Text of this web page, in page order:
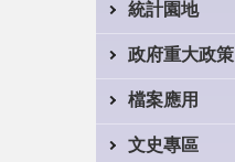
統計園地
政府重大政策
檔案應用
文史專區